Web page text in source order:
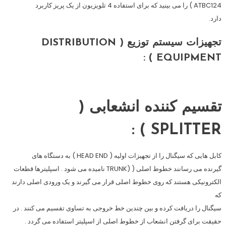
ATBC124 ) را می بینید که برای استفاده 4 تلویزیون از یک پریز کاربرد
دارد.
تجهیزات سیستم توزیع ( DISTRIBUTION
EQUIPMENT ) :
تقسیم کننده انشعابی (
SPLITTER ) :
کابل هایی که سیگنال را از تجهیزات اولیه ( HEAD END ) به دستگاه های
گیرنده می رسانند خطوط اصلی ( (TRUNK نامیده می شود . اسپلیترها قطعات
الکترونیکی هستند که روی خطوط اصلی قرار می گیرند و یک ورودی اصلی دارند
که
سیگنال را دریافت کرده و بین چندین خط خروجی به تساوی تقسیم می کنند . در
حقیقت برای گرفتن انشعاب از خطوط اصلی از اسپلیتر استفاده می گردد .